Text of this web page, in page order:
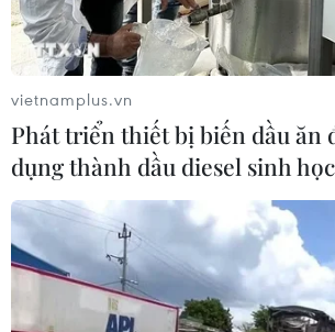
Từ trái tim
Chung sức xây dựng cộng
08/05/2023 04:15
Tháng Nhân đạo năm 2023 bắt đầu từ
điểm từ ngày 8-19/5, có chủ đề: “Từ
ta - Chung sức xây dựng cộng đồng
vietnamplus.vn
Phát triển thiết bị biến dầu ăn
dụng thành dầu diesel sinh học